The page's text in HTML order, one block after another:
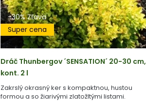
-30% Zľava
Super cena
Dráč Thunbergov ´SENSATION´ 20-30 cm,
kont. 2 l
Zakrslý okrasný ker s kompaktnou, hustou
formou a so žiarivými zlatožltými listami.